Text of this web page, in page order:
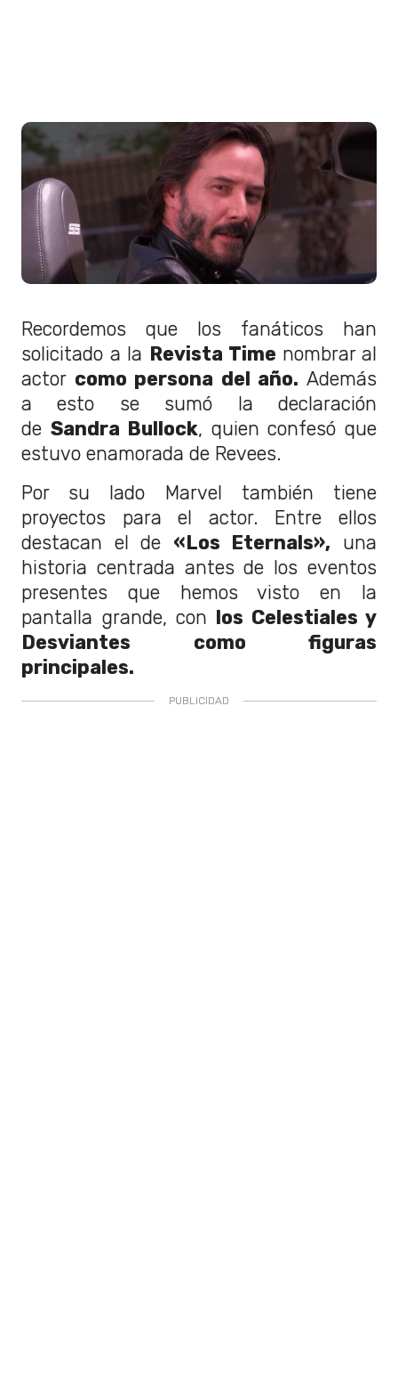
Recordemos que los fanáticos han
solicitado a la Revista Time nombrar al
actor como persona del año. Además
a esto se sumó la declaración
de Sandra Bullock, quien confesó que
estuvo enamorada de Revees.
Por su lado Marvel también tiene
proyectos para el actor. Entre ellos
destacan el de «Los Eternals», una
historia centrada antes de los eventos
presentes que hemos visto en la
pantalla grande, con
los Celestiales y
Desviantes como figuras
principales.